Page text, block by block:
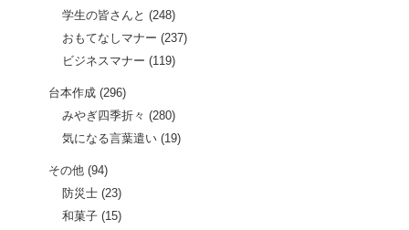
学生の皆さんと (248)
おもてなしマナー (237)
ビジネスマナー (119)
台本作成(296)
みやぎ四季折々 (280)
気になる言葉遣い(19)
その他(94)
防災士(23)
和菓子(15)